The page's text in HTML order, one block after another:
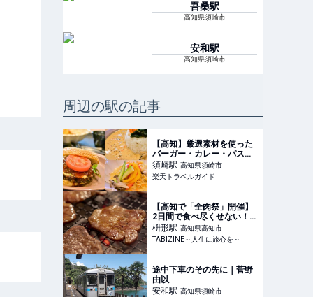
吾桑駅
高知県須崎市
安和駅
高知県須崎市
周辺の駅の記事
【高知】厳選素材を使った
バーガー・カレー・パスタ
「須﨑大漁堂」 【楽天トラ
ベル】
須崎駅 高知県須崎市
楽天トラベルガイド
【高知で「全肉祭」開催】
2日間で食べ尽くせない！
全国の肉グルメが大集合 |
TABIZINE～人生に旅心を
枡形駅 高知県高知市
TABIZINE～人生に旅心を～
途中下車のその先に｜菅野
由以
安和駅 高知県須崎市